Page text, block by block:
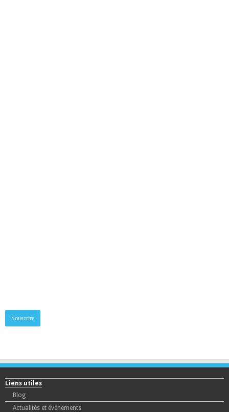
Liens utiles
Blog
Actualités et événements